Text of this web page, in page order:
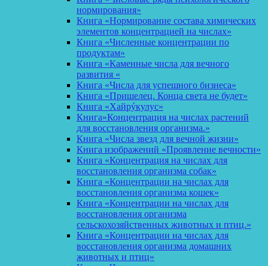
нормирования»
Книга «Нормирование состава химических
элементов концентрацией на числах»
Книга «Численные концентрации по
продуктам»
Книга «Каменные числа для вечного
развития «
Книга «Числа для успешного бизнеса»
Книга «Пришелец. Конца света не будет»
Книга «Хайрýкулус»
Книга»Концентрация на числах растений
для восстановления организма.»
Книга «Числа звезд для вечной жизни»
Книга изображений «Проявление вечности»
Книга «Концентрация на числах для
восстановления организма собак»
Книга «Концентрации на числах для
восстановления организма кошек»
Книга «Концентрации на числах для
восстановления организма
сельскохозяйственных животных и птиц.»
Книга «Концентрации на числах для
восстановления организма домашних
животных и птиц»